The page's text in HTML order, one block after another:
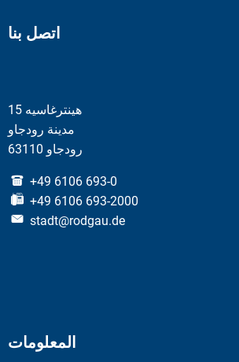
اتصل بنا
هينترغاسيه 15
مدينة رودجاو
63110 رودجاو
+49 6106 693-0
+49 6106 693-2000
stadt@rodgau.de
المعلومات